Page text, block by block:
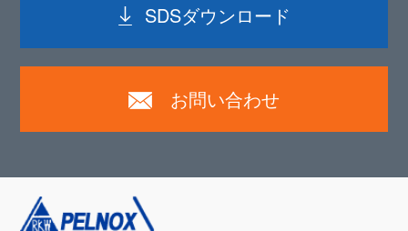
SDSダウンロード
お問い合わせ